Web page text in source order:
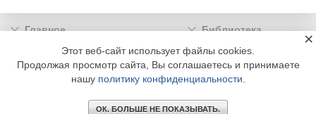
Главное
Библиотека
Подписка
Реклама
Информация
© 2002 - 2026 OOO Издательский дом «МЕДИА ТЕХНОЛОДЖИ» +7 (495) 665-00-
Этот веб-сайт использует файлы cookies.
Продолжая просмотр сайта, Вы соглашаетесь и принимаете
нашу политику конфиденциальности
ОК. БОЛЬШЕ НЕ ПОКАЗЫВАТЬ.
×